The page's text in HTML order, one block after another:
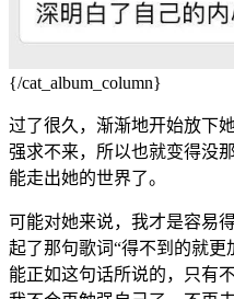
{/cat_album_column}
过了很久，渐渐地开始放下
强求不来，所以也就变得没
能走出她的世界了。
可能对她来说，我才是容易
起了那句歌词“得不到的就
能正如这句话所说的，只有